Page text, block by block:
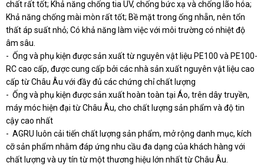
chất rất tốt; Khả năng chống tia UV, chống bức xạ và chống lão hóa;
Khả năng chống mài mòn rất tốt; Bề mặt trong ống nhẵn, nên tổn
thất áp suất nhỏ; Có khả năng làm việc với môi trường có nhiệt độ
âm sâu.
- Ống và phụ kiện được sản xuất từ nguyên vật liệu PE100 và PE100-
RC cao cấp, được cung cấp bởi các nhà sản xuất nguyên vật liệu cao
cấp từ Châu Âu với đầy đủ các chứng chỉ chất lượng
- Ống và phụ kiện được sản xuất hoàn toàn tại Áo, trên dây truyền,
máy móc hiện đại từ Châu Âu, cho chất lượng sản phẩm và độ tin
cậy cao nhất
- AGRU luôn cải tiến chất lượng sản phẩm, mở rộng danh mục, kích
cỡ sản phẩm nhằm đáp ứng nhu cầu đa dạng của khách hàng với
chất lượng và uy tín từ một thương hiệu lớn nhất từ Châu Âu.